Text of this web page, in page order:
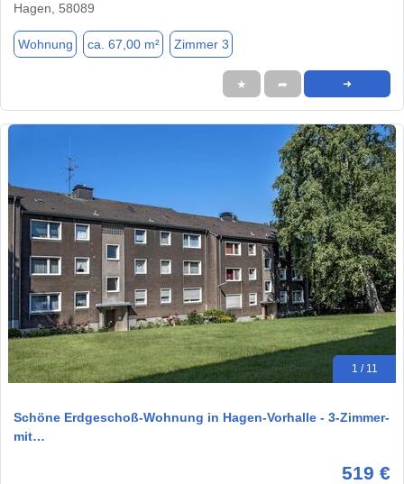
Hagen, 58089
Wohnung ca. 67,00 m² Zimmer 3
★ ➦ ➜
1 / 11
Schöne Erdgeschoß-Wohnung in Hagen-Vorhalle - 3-Zimmer-
mit…
519 €